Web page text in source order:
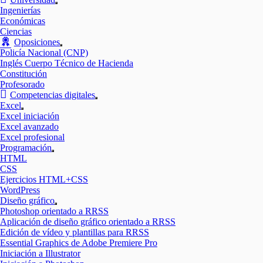
Mostrar
Ingenierías
Económicas
Ciencias
Oposiciones
Mostrar
el
submenú
Policía Nacional (CNP)
Inglés Cuerpo Técnico de Hacienda
Constitución
Profesorado
Competencias digitales
Mostrar
Excel
Mostrar
el
submenú
Excel iniciación
Excel avanzado
Excel profesional
Programación
Mostrar
HTML
CSS
Ejercicios HTML+CSS
WordPress
Diseño gráfico
Mostrar
el
submenú
Photoshop orientado a RRSS
Aplicación de diseño gráfico orientado a RRSS
Edición de vídeo y plantillas para RRSS
Essential Graphics de Adobe Premiere Pro
Iniciación a Illustrator